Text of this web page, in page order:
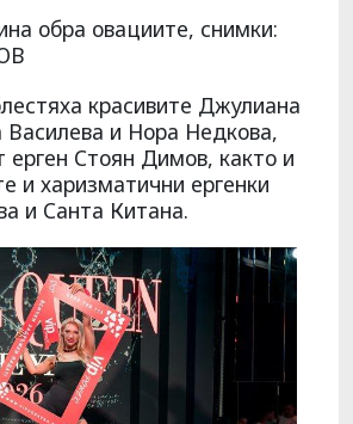
обра овациите, снимки:
красивите Джулиана
Василева и Нора Недкова,
ерген Стоян Димов, както и
и харизматични ергенки
и Санта Китана.